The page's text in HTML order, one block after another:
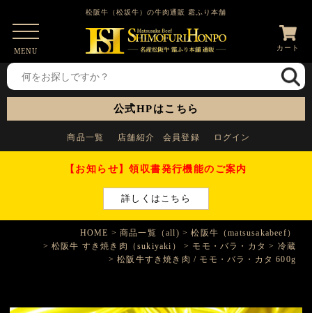
松阪牛（松坂牛）の牛肉通販 霜ふり本舗
カート
MENU
公式HPはこちら
商品一覧 店舗紹介 会員登録 ログイン
【お知らせ】領収書発行機能のご案内
詳しくはこちら
HOME 商品一覧（all)
松阪牛（matsusakabeef）
松阪牛 すき焼き肉（sukiyaki）
モモ・バラ・カタ
冷蔵
松阪牛すき焼き肉 / モモ・バラ・カタ 600g